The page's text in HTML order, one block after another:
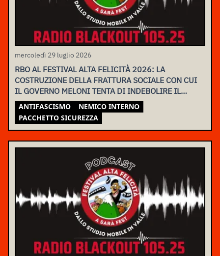
mercoledì 29 luglio 2026
RBO AL FESTIVAL ALTA FELICITÀ 2026: LA
COSTRUZIONE DELLA FRATTURA SOCIALE CON CUI
IL GOVERNO MELONI TENTA DI INDEBOLIRE IL
MOVIMENTO
ANTIFASCISMO
NEMICO INTERNO
PACCHETTO SICUREZZA